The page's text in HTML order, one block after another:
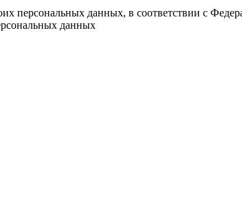
персональных данных, в соответствии с
данных